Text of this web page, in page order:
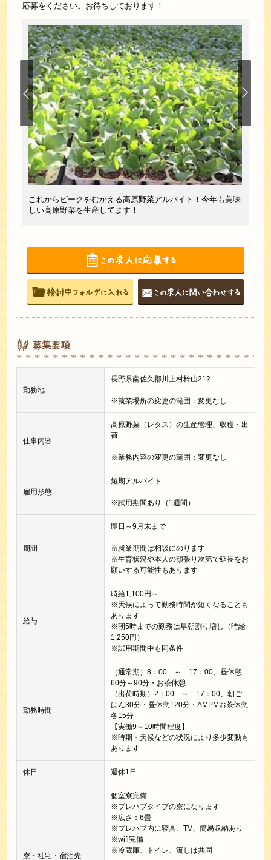
応募をください。お待ちしております！
ご
これからピークをむかえる高原野菜アルバイト！今年も美味
しい高原野菜を生産してます！
高
ど
募集要項
勤務地
長野県南佐久郡川上村梓山212
※就業場所の変更の範囲：変更なし
仕事内容
高原野菜（レタス）の生産管理、収穫・出
荷
※業務内容の変更の範囲：変更なし
雇用形態
短期アルバイト
※試用期間あり（1週間）
期間
即日～9月末まで
※就業期間は相談にのります
※生育状況や本人の頑張り次第で延長をお
願いする可能性もあります
給与
時給1,100円～
※天候によって勤務時間が短くなることも
あります
※朝5時までの勤務は早朝割り増し（時給
1,250円）
※試用期間中も同条件
勤務時間
（通常期）8：00 ～ 17：00、昼休憩
60分～90分・お茶休憩
（出荷時期）2：00 ～ 17：00、朝ご
はん30分・昼休憩120分・AMPMお茶休憩
各15分
【実働9～10時間程度】
※時期・天候などの状況により多少変動も
あります
休日 週休1日
寮・社宅・宿泊先
個室寮完備
※プレハブタイプの寮になります
※広さ：6畳
※プレハブ内に寝具、TV、簡易収納あり
※wifi完備
※冷蔵庫、トイレ、流しは共同